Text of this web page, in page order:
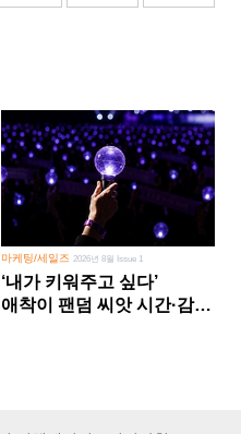
마케팅/세일즈 2026년 8월 Issue 1
‘내가 키워주고 싶다’
애착이 팬덤 씨앗 시간·감정